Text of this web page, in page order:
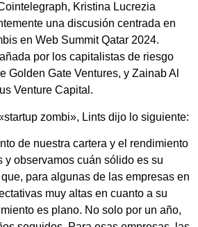
Kristina Lucrezia
una discusión centrada en
en Web Summit Qatar 2024.
por los capitalistas de riesgo
Golden Gate Ventures, y Zainab Al
Venture Capital.
zombi», Lints dijo lo siguiente:
de nuestra cartera y el rendimiento
y observamos cuán sólido es su
para algunas de las empresas en
muy altas en cuanto a su
es plano. No solo por un año,